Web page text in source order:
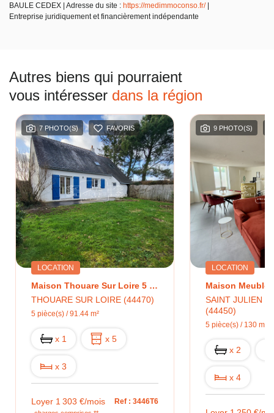
BAULE CEDEX | Adresse du site : https://medimmoconso.fr/|
Entreprise juridiquement et financièrement indépendante
Autres biens qui pourraient
vous intéresser dans la région
7 PHOTO(S) FAVORIS
LOCATION
Maison Thouare Sur Loire 5 Pièce(s) 91.44m²
THOUARE SUR LOIRE (44470)
5 pièce(s) / 91.44 m²
x 1 x 5
x 3
Loyer 1 303 €/mois Ref : 3446T6
9 PHOTO(S)
LOCATION
SAINT JULIEN
(44450)
5 pièce(s) / 130 m²
x 2
x 4